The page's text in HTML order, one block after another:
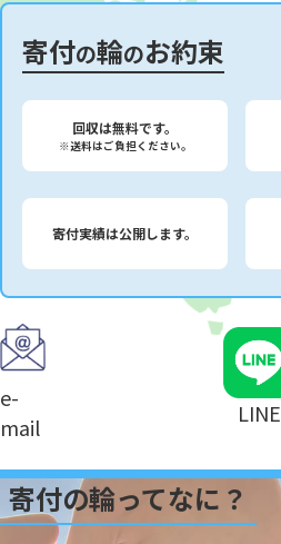
寄付の輪のお約束
回収は無料です。
※送料はご負担ください。
寄付実績は公開します。
e-
mail
LINE
寄付の輪ってなに？